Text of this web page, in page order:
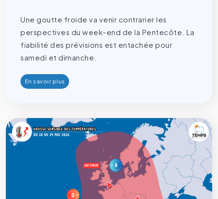
Une goutte froide va venir contrarier les
perspectives du week-end de la Pentecôte. La
fiabilité des prévisions est entachée pour
samedi et dimanche.
En savoir plus